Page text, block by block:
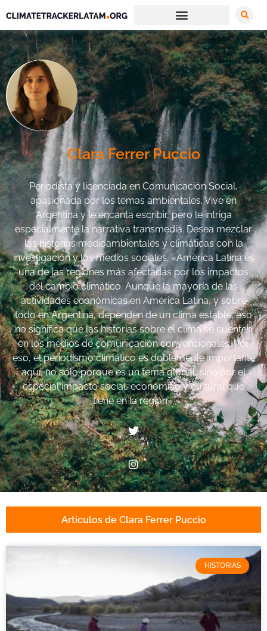
Clara Ferrer Puccio
Periodista y licenciada en Comunicación Social,
apasionada por los temas ambientales. Vive en
Argentina y le encanta escribir, pero le intriga
especialmente la narrativa transmedia. Desea mezclar
las historias medioambientales y climáticas con la
investigación y los medios sociales. «América Latina es
una de las regiones más afectadas por los impactos
del cambio climático. Aunque la mayoría de las
actividades económicas en América Latina, y sobre
todo en Argentina, dependen de un clima estable, eso
no significa que las historias sobre el clima se cuenten
en los medios de comunicación convencionales. Por
eso, el periodismo climático es doblemente importante
aquí, no sólo porque es un tema global, sino por el
especial impacto social, económico y cultural que
tiene en la región».
Artículos de Clara Ferrer Puccio
HISTORIAS